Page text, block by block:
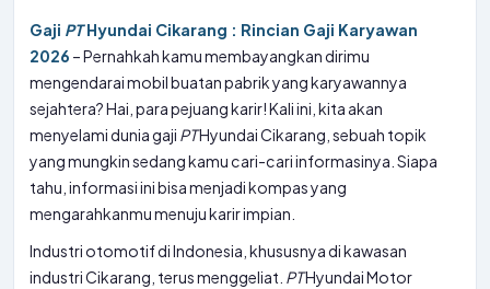
Gaji PTHyundai Cikarang : Rincian Gaji Karyawan
2026 – Pernahkah kamu membayangkan dirimu
mengendarai mobil buatan pabrik yang karyawannya
sejahtera? Hai, para pejuang karir! Kali ini, kita akan
menyelami dunia gaji PTHyundai Cikarang, sebuah topik
yang mungkin sedang kamu cari-cari informasinya. Siapa
tahu, informasi ini bisa menjadi kompas yang
mengarahkanmu menuju karir impian.
Industri otomotif di Indonesia, khususnya di kawasan
industri Cikarang, terus menggeliat. PTHyundai Motor